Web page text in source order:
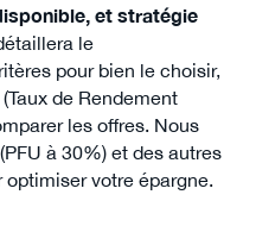
et stratégie
le
pour bien le choisir,
de Rendement
les offres. Nous
à 30%) et des autres
votre épargne.